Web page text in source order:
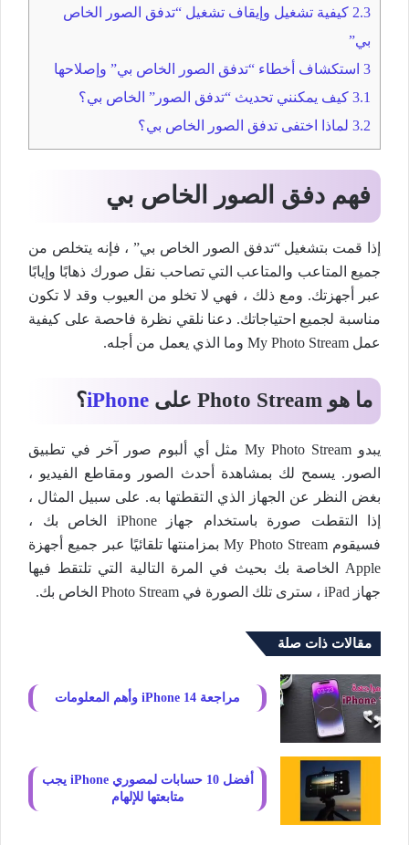
2.3 كيفية تشغيل وإيقاف تشغيل “تدفق الصور الخاص
بي”
3 استكشاف أخطاء “تدفق الصور الخاص بي” وإصلاحها
3.1 كيف يمكنني تحديث “تدفق الصور” الخاص بي؟
3.2 لماذا اختفى تدفق الصور الخاص بي؟
فهم دفق الصور الخاص بي
إذا قمت بتشغيل “تدفق الصور الخاص بي” ، فإنه يتخلص من
جميع المتاعب والمتاعب التي تصاحب نقل صورك ذهابًا وإيابًا
عبر أجهزتك. ومع ذلك ، فهي لا تخلو من العيوب وقد لا تكون
مناسبة لجميع احتياجاتك. دعنا نلقي نظرة فاحصة على كيفية
عمل My Photo Stream وما الذي يعمل من أجله.
ما هو Photo Stream على iPhone؟
يبدو My Photo Stream مثل أي ألبوم صور آخر في تطبيق
الصور. يسمح لك بمشاهدة أحدث الصور ومقاطع الفيديو ،
بغض النظر عن الجهاز الذي التقطتها به. على سبيل المثال ،
إذا التقطت صورة باستخدام جهاز iPhone الخاص بك ،
فسيقوم My Photo Stream بمزامنتها تلقائيًا عبر جميع أجهزة
Apple الخاصة بك بحيث في المرة التالية التي تلتقط فيها
جهاز iPad ، سترى تلك الصورة في Photo Stream الخاص بك.
مقالات ذات صلة
مراجعة iPhone 14 وأهم المعلومات
أفضل 10 حسابات لمصوري iPhone يجب
متابعتها للإلهام